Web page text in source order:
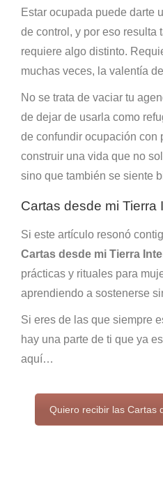
Estar ocupada puede darte
de control, y por eso resulta
requiere algo distinto.
muchas veces, la valentía
No se trata de vaciar tu
de dejar de usarla como
de confundir ocupación con
construir una vida que no
sino que también se siente
Cartas desde mi Tierra
Si este artículo resonó
Cartas desde mi Tierra
prácticas y rituales para
aprendiendo a sostenerse
Si eres de las que siempre
hay una parte de ti que ya
aquí…
Quiero recibir las Cartas